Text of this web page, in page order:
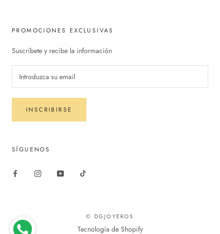
PROMOCIONES EXCLUSIVAS
Suscríbete y recibe la información
INSCRIBIRSE
SÍGUENOS
© DGJOYEROS
Tecnología de Shopify